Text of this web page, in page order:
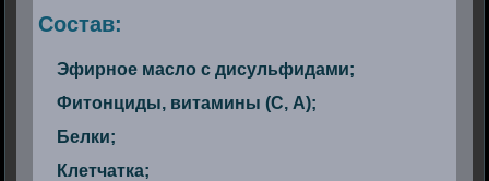
Состав:
Эфирное масло с дисульфидами;
Фитонциды, витамины (С, А);
Белки;
Клетчатка;